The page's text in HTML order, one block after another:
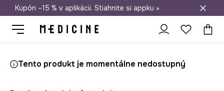
Doprava zadarmo od 50 €
Kupón –15 % v aplikácii. Stiahnite si appku »
Tento produkt je momentálne nedostupný